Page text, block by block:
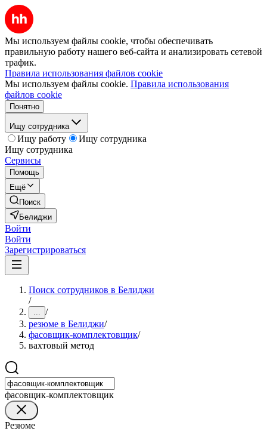
Мы используем файлы cookie, чтобы обеспечивать
правильную работу нашего веб-сайта и анализировать сетевой
трафик.
Правила использования файлов cookie
Мы используем файлы cookie. Правила использования
файлов cookie
Понятно
Ищу сотрудника
Ищу работу
Ищу сотрудника
Ищу сотрудника
Сервисы
Помощь
Ещё
Поиск
Белиджи
Войти
Войти
Зарегистрироваться
Поиск сотрудников в Белиджи
/
... /
резюме в Белиджи/
фасовщик-комплектовщик/
вахтовый метод
фасовщик-комплектовщик
Резюме